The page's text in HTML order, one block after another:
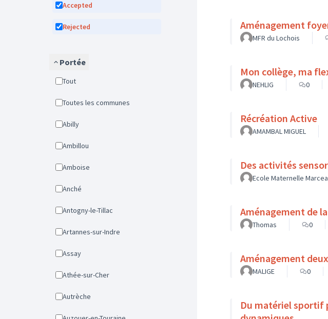
Accepted
Rejected
Portée
Tout
Toutes les communes
Abilly
Ambillou
Amboise
Anché
Antogny-le-Tillac
Artannes-sur-Indre
Assay
Athée-sur-Cher
Autrèche
Aménagement
MFR du Lochois
Mon collège, ma
NEHLIG 0
Récréation Active
AMAMBAL MIGUEL
Des activités
Ecole Maternelle
Thomas 0
Aménagement
MALIGE 0
Du matériel sportif